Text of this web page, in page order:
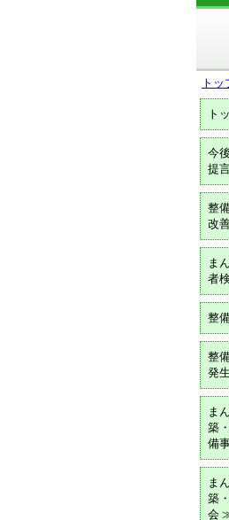
トッ
ト
今
提
整
改
ま
者
整
整
発
ま
築
備
ま
築
会